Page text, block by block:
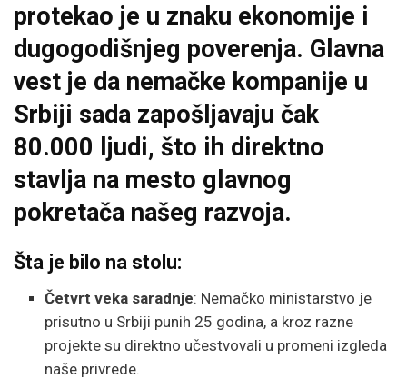
protekao je u znaku ekonomije i
dugogodišnjeg poverenja. Glavna
vest je da nemačke kompanije u
Srbiji sada zapošljavaju čak
80.000 ljudi, što ih direktno
stavlja na mesto glavnog
pokretača našeg razvoja.
Šta je bilo na stolu:
Četvrt veka saradnje: Nemačko ministarstvo je
prisutno u Srbiji punih 25 godina, a kroz razne
projekte su direktno učestvovali u promeni izgleda
naše privrede.